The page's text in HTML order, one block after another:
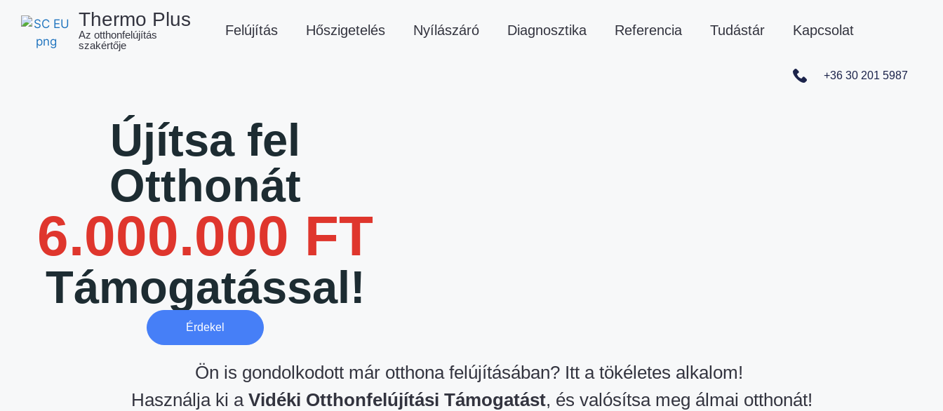
Thermo Plus
Az otthonfelújítás
szakértője
Felújítás Hőszigetelés Nyílászáró Diagnosztika Referencia Tudástár Kapcsolat
+36 30 201 5987
Újítsa fel
Otthonát
6.000.000 FT
Támogatással!
Érdekel
Ön is gondolkodott már otthona felújításában? Itt a tökéletes alkalom!
Használja ki a Vidéki Otthonfelújítási Támogatást, és valósítsa meg álmai otthonát!